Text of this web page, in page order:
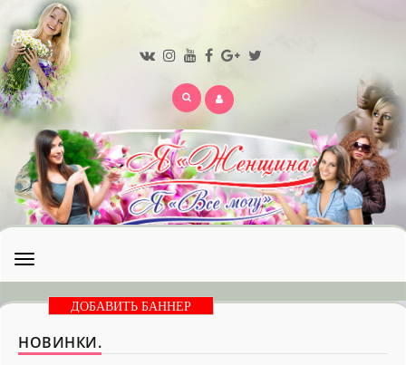
Открыть
меню
ДОБАВИТЬ БАННЕР
НОВИНКИ.